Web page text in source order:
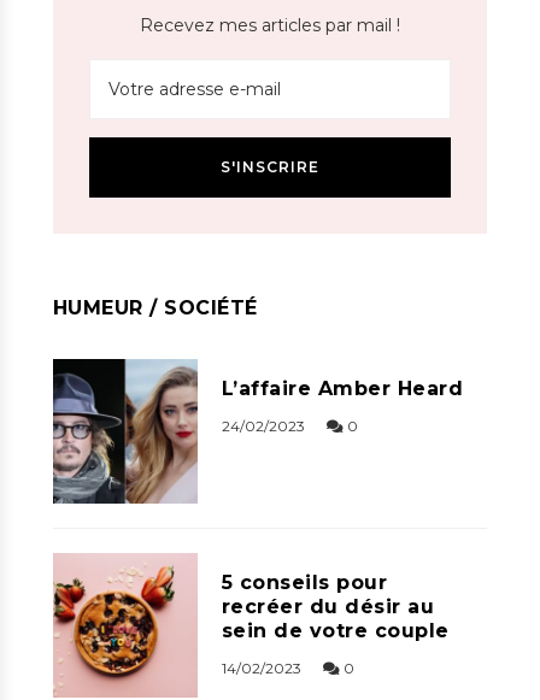
Recevez mes articles par mail !
HUMEUR / SOCIÉTÉ
L’affaire Amber Heard
24/02/2023 0
5 conseils pour
recréer du désir au
sein de votre couple
14/02/2023 0